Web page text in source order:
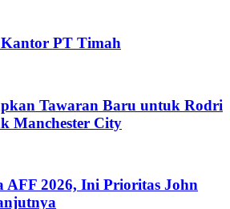
PT Timah
Tawaran Baru untuk Rodri
Manchester City
AFF 2026, Ini Prioritas John